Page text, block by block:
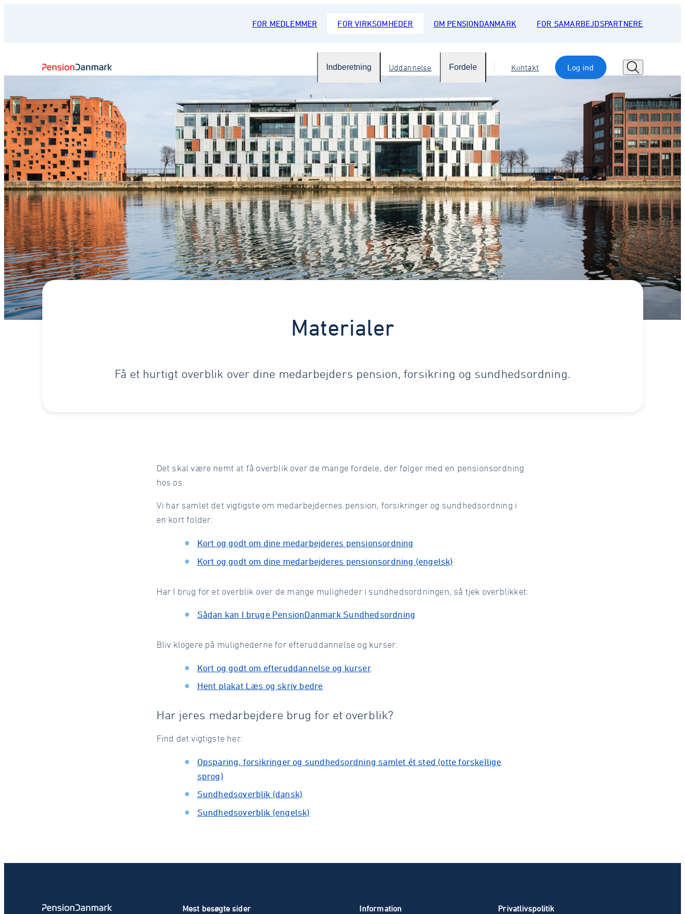
FOR MEDLEMMER FOR VIRKSOMHEDER OM PENSIONDANMARK FOR SAMARBEJDSPARTNERE
Indberetning Uddannelse Fordele Kontakt Log ind
Materialer
Få et hurtigt overblik over dine medarbejders pension, forsikring og sundhedsordning.
Det skal være nemt at få overblik over de mange fordele, der følger med en pensionsordning
hos os.
Vi har samlet det vigtigste om medarbejdernes pension, forsikringer og sundhedsordning i
en kort folder:
Kort og godt om dine medarbejderes pensionsordning
Kort og godt om dine medarbejderes pensionsordning (engelsk)
Har I brug for et overblik over de mange muligheder i sundhedsordningen, så tjek overblikket:
Sådan kan I bruge PensionDanmark Sundhedsordning
Bliv klogere på mulighederne for efteruddannelse og kurser:
Kort og godt om efteruddannelse og kurser
Hent plakat Læs og skriv bedre
Har jeres medarbejdere brug for et overblik?
Find det vigtigste her:
Opsparing, forsikringer og sundhedsordning samlet ét sted (otte forskellige
sprog)
Sundhedsoverblik (dansk)
Sundhedsoverblik (engelsk)
Mest besøgte sider Information Privatlivspolitik